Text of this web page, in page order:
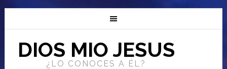
DIOS MIO JESUS
¿LO CONOCES A ÉL?